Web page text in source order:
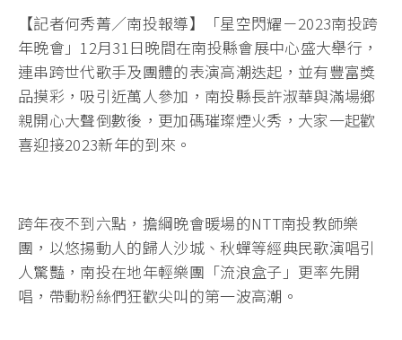
【記者何秀菁／南投報導】「星空閃耀－2023南投跨
年晚會」12月31日晚間在南投縣會展中心盛大舉行，
連串跨世代歌手及團體的表演高潮迭起，並有豐富獎
品摸彩，吸引近萬人參加，南投縣長許淑華與滿場鄉
親開心大聲倒數後，更加碼璀璨煙火秀，大家一起歡
喜迎接2023新年的到來。
跨年夜不到六點，擔綱晚會暖場的NTT南投教師樂
團，以悠揚動人的歸人沙城、秋蟬等經典民歌演唱引
人驚豔，南投在地年輕樂團「流浪盒子」更率先開
唱，帶動粉絲們狂歡尖叫的第一波高潮。